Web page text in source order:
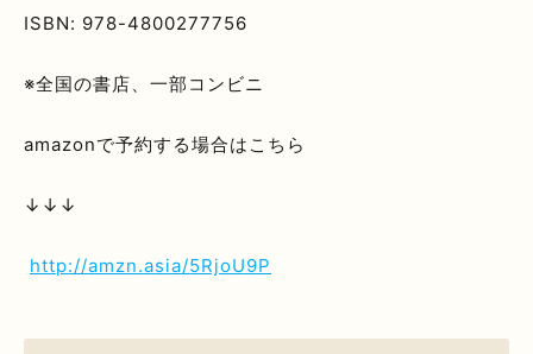
ISBN: 978-4800277756
※全国の書店、一部コンビニ
amazonで予約する場合はこちら
↓↓↓
http://amzn.asia/5RjoU9P